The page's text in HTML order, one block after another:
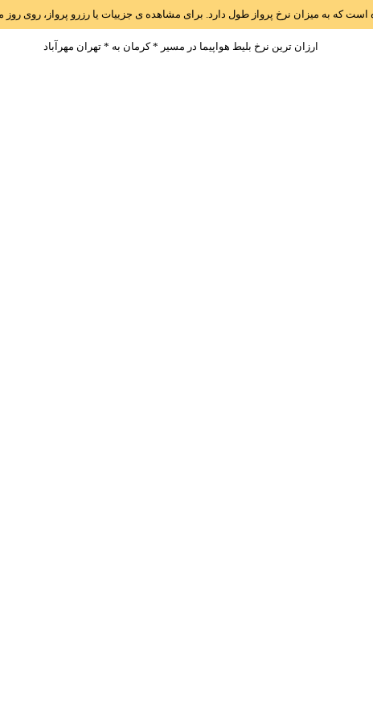
است که به میزان نرخ پرواز طول دارد. برای مشاهده ی جزییات یا رزرو پرواز،
ارزان ترین نرخ بلیط هواپیما در مسیر * کرمان به * تهران مهرآباد